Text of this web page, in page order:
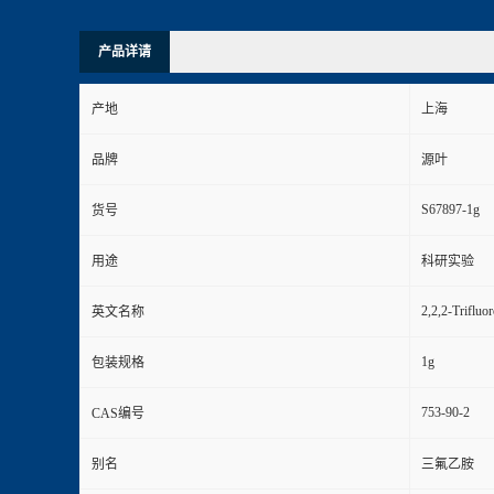
产品详请
产地 上海
品牌 源叶
货号 S67897-1g
用途 科研实验
英文名称 2,2,2-
包装规格 1g
CAS编号 753-90-2
别名 三氟乙胺